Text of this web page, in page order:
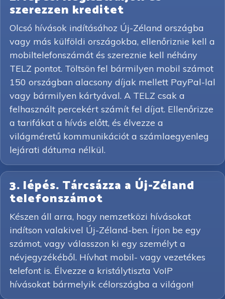
szerezzen kreditet
Olcsó hívások indításához Új-Zéland országba
vagy más külföldi országokba, ellenőriznie kell a
mobiltelefonszámát és szereznie kell néhány
TELZ pontot. Töltsön fel bármilyen mobil számot
150 országban alacsony díjak mellett PayPal-lal
vagy bármilyen kártyával. A TELZ csak a
felhasznált percekért számít fel díjat. Ellenőrizze
a tarifákat a hívás előtt, és élvezze a
világméretű kommunikációt a számlaegyenleg
lejárati dátuma nélkül.
3. lépés. Tárcsázza a Új-Zéland
telefonszámot
Készen áll arra, hogy nemzetközi hívásokat
indítson valakivel Új-Zéland-ben. Írjon be egy
számot, vagy válasszon ki egy személyt a
névjegyzékéből. Hívhat mobil- vagy vezetékes
telefont is. Élvezze a kristálytiszta VoIP
hívásokat bármelyik célországba a világon!